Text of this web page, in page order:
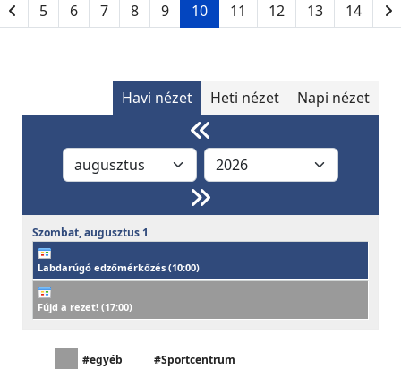
5 6 7 8 9 10 11 12 13 14
Havi nézet Heti nézet Napi nézet
Szombat,augusztus 1
Labdarúgó edzőmérkőzés (10:00)
Fújd a rezet! (17:00)
#egyéb #Sportcentrum